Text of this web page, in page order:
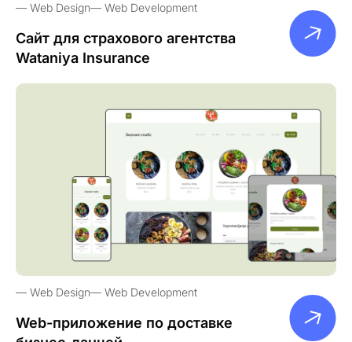
Web Design Web Development
Сайт для страхового агентства
Wataniya Insurance
Web Design Web Development
Web-приложение по доставке